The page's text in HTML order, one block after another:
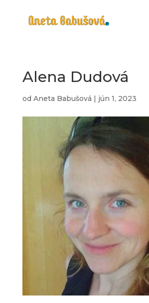
Alena Dudová
od Aneta Babušová | jún 1, 2023